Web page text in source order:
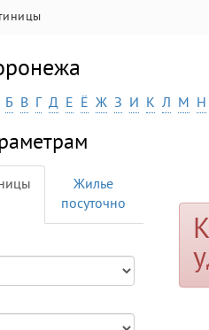
Б В Г Д Е Ё Ж З И К Л М Н
Жилье
посуточно